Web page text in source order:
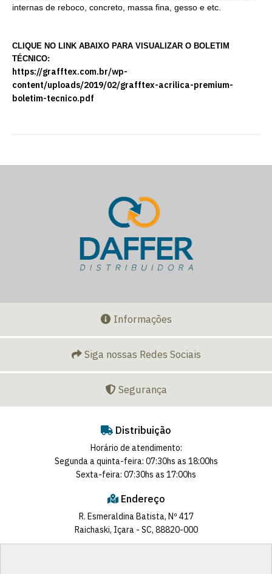
internas de reboco, concreto, massa fina, gesso e etc.
CLIQUE NO LINK ABAIXO PARA VISUALIZAR O BOLETIM
TÉCNICO:
https://grafftex.com.br/wp-
content/uploads/2019/02/grafftex-acrilica-premium-
boletim-tecnico.pdf
Informações
Siga nossas Redes Sociais
Segurança
Distribuição
Horário de atendimento:
Segunda a quinta-feira: 07:30hs as 18:00hs
Sexta-feira: 07:30hs as 17:00hs
Endereço
R. Esmeraldina Batista, Nº 417
Raichaski, Içara - SC, 88820-000